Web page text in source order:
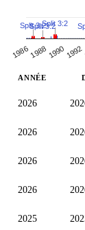
198619881990 1992
Split 3:2
Split 3:2Split 3:2
ANNÉE
2026
2026
2026
2026
2025